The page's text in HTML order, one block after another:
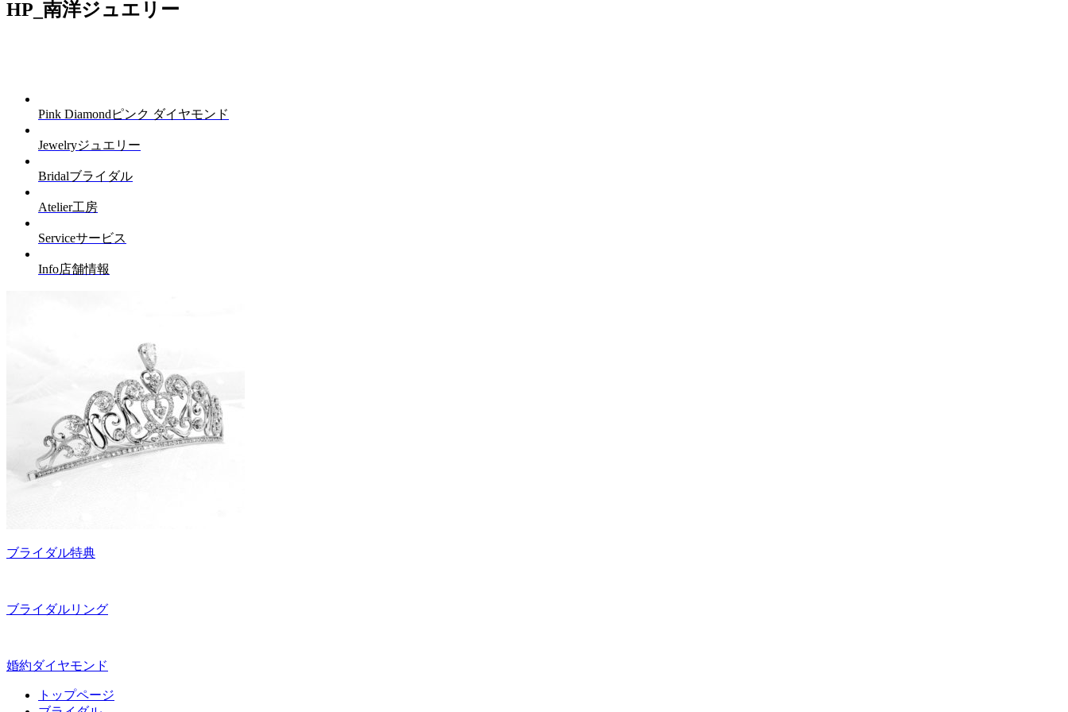
HP_南洋ジュエリー
Pink Diamond ピンク ダイヤモンド
Jewelryジュエリー
Bridalブライダル
Atelier工房
Serviceサービス
Info店舗情報
ブライダル特典
ブライダルリング
婚約ダイヤモンド
トップページ